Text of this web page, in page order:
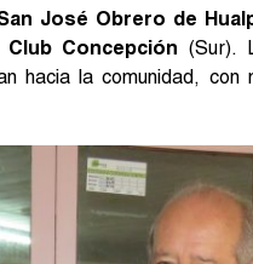
José Obrero de
Club Concepción (Sur).
hacia la comunidad,